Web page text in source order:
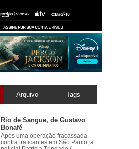
Arquivo Tags
Rio de Sangue, de Gustavo
Bonafé
Após uma operação fracassada
contra traficantes em São Paulo, a